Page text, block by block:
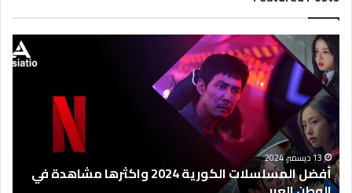
أ
ف
ض
ل
ا
ل
م
س
ل
13 ديسمبر، 2024
أفضل المسلسلات الكورية 2024 واكثرها مشاهدة في